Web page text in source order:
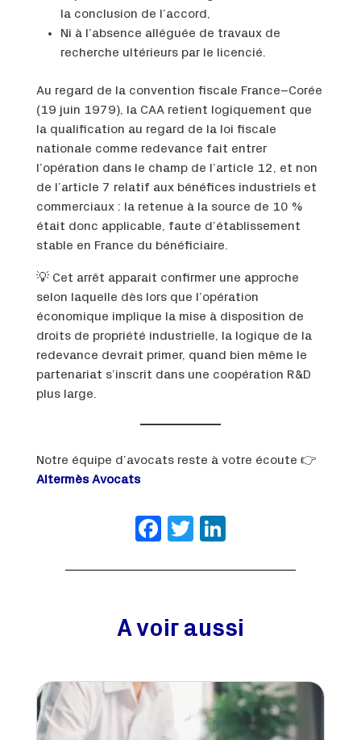
la conclusion de l’accord,
Ni à l’absence alléguée de travaux de
recherche ultérieurs par le licencié.
Au regard de la convention fiscale France–Corée
(19 juin 1979), la CAA retient logiquement que
la qualification au regard de la loi fiscale
nationale comme redevance fait entrer
l’opération dans le champ de l’article 12, et non
de l’article 7 relatif aux bénéfices industriels et
commerciaux : la retenue à la source de 10 %
était donc applicable, faute d’établissement
stable en France du bénéficiaire.
💡 Cet arrêt apparait confirmer une approche
selon laquelle dès lors que l’opération
économique implique la mise à disposition de
droits de propriété industrielle, la logique de la
redevance devrait primer, quand bien même le
partenariat s’inscrit dans une coopération R&D
plus large.
Notre équipe d’avocats reste à votre écoute 👉
Altermès Avocats
Facebook
Twitter
A voir aussi